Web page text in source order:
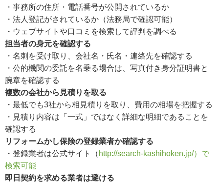
・事務所の住所・電話番号が公開されているか
・法人登記がされているか（法務局で確認可能）
・ウェブサイトや口コミを検索して評判を調べる
担当者の身元を確認する
・名刺を受け取り、会社名・氏名・連絡先を確認する
・公的機関の委託を名乗る場合は、写真付き身分証明書と
腕章を確認する
複数の会社から見積りを取る
・最低でも3社から相見積りを取り、費用の相場を把握する
・見積り内容は「一式」ではなく詳細な明細であることを
確認する
リフォームかし保険の登録業者か確認する
・登録業者は公式サイト（ http://search-kashihoken.jp/）で
検索可能
即日契約を求める業者は避ける